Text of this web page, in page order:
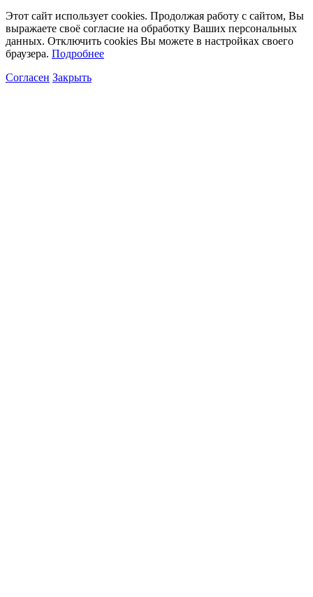
Этот сайт использует cookies. Продолжая работу с сайтом, Вы
выражаете своё согласие на обработку Ваших персональных
данных. Отключить cookies Вы можете в настройках своего
браузера. Подробнее
Согласен Закрыть